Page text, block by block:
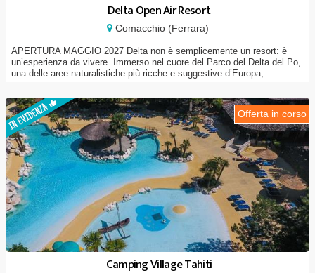
Delta Open Air Resort
Comacchio (Ferrara)
APERTURA MAGGIO 2027 Delta non è semplicemente un resort: è
un’esperienza da vivere. Immerso nel cuore del Parco del Delta del Po,
una delle aree naturalistiche più ricche e suggestive d’Europa,...
Offerta in corso
Camping Village Tahiti